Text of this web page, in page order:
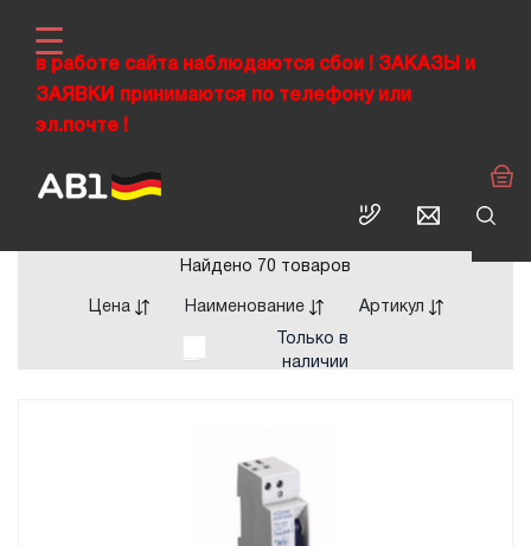
в работе сайта наблюдаются сбои ! ЗАКАЗЫ
и
ЗАЯВКИ
принимаются
по телефону или
эл.почте !
› Каталог продукции ›
Модульные низковольтные устройства электрические
НЕДОРОГИЕ УЗО
Найдено 70 товаров
Цена Наименование Артикул
Только в
наличии